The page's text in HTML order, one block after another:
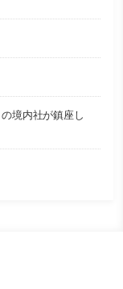
境内社が鎮座し